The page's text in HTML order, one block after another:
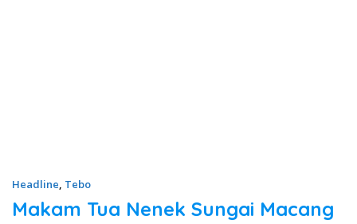
Headline, Tebo
Makam Tua Nenek Sungai Macang